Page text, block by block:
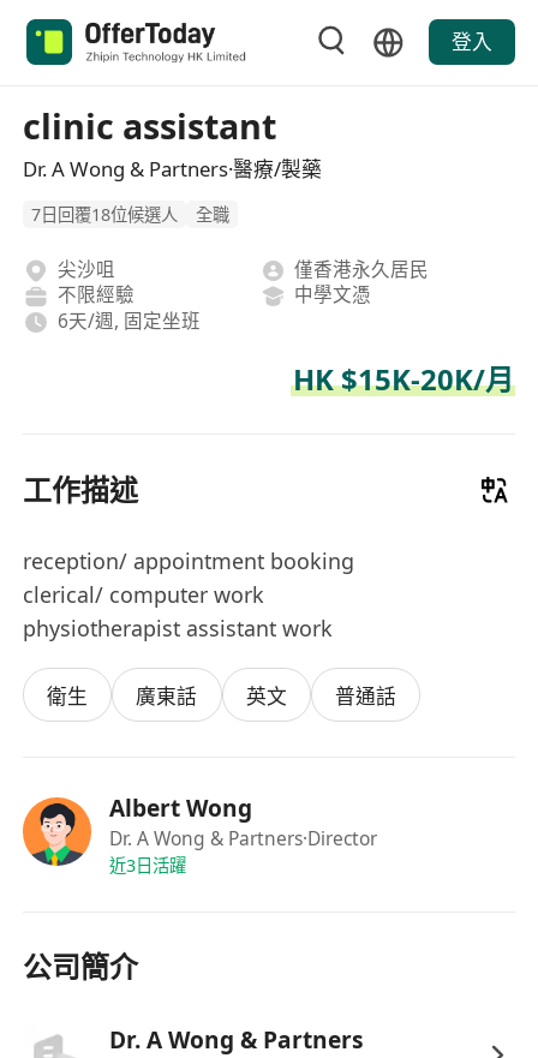
登入
clinic assistant
Dr. A Wong & Partners·醫療/製藥
7日回覆18位候選人 全職
尖沙咀
僅香港永久居民
不限經驗
中學文憑
6天/週, 固定坐班
HK $15K-20K/月
工作描述
reception/ appointment booking
clerical/ computer work
physiotherapist assistant work
衛生 廣東話 英文 普通話
Albert Wong
Dr. A Wong & Partners·Director
近3日活躍
公司簡介
Dr. A Wong & Partners